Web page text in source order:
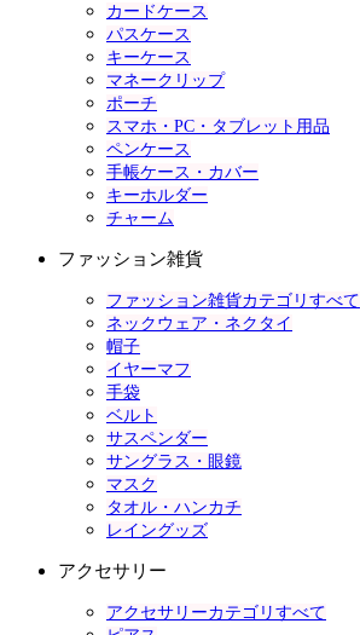
カードケース
パスケース
キーケース
マネークリップ
ポーチ
スマホ・PC・タブレット用品
ペンケース
手帳ケース・カバー
キーホルダー
チャーム
ファッション雑貨
ファッション雑貨カテゴリすべて
ネックウェア・ネクタイ
帽子
イヤーマフ
手袋
ベルト
サスペンダー
サングラス・眼鏡
マスク
タオル・ハンカチ
レイングッズ
アクセサリー
アクセサリーカテゴリすべて